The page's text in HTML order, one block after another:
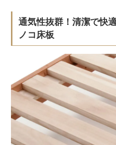
通気性抜群！清潔で快
ノコ床板